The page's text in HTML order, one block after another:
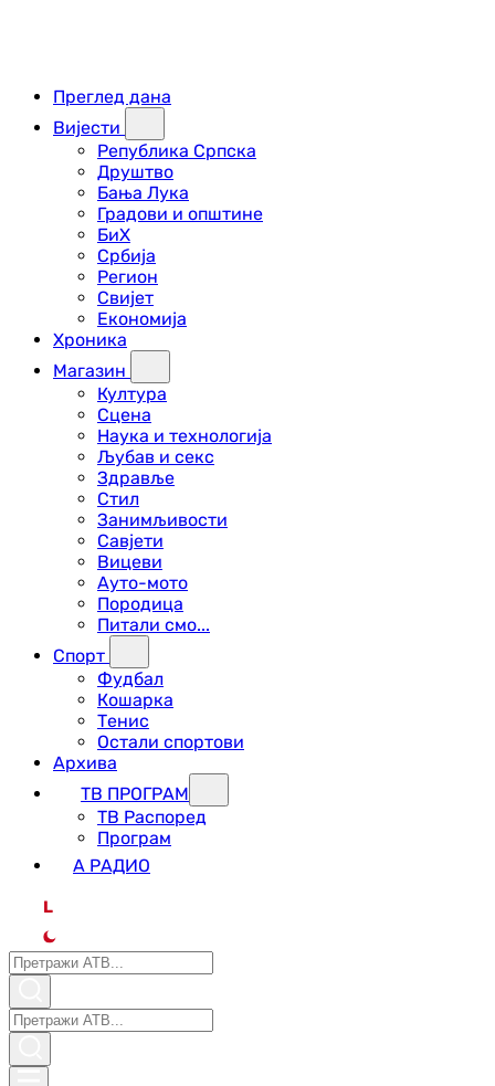
Преглед дана
Вијести
Република Српска
Друштво
Бања Лука
Градови и општине
БиХ
Србија
Регион
Свијет
Економија
Хроника
Магазин
Култура
Сцена
Наука и технологија
Љубав и секс
Здравље
Стил
Занимљивости
Савјети
Вицеви
Ауто-мото
Породица
Питали смо...
Спорт
Фудбал
Кошарка
Тенис
Остали спортови
Архива
ТВ ПРОГРАМ
ТВ Распоред
Програм
А РАДИО
L